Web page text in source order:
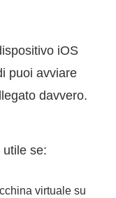
iOS
puoi avviare
davvero.
se:
virtuale su